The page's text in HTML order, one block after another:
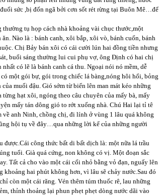
sức ,bị đốn ngã bởi cơn sốt rét rừng tại Buôn Mê…để
tụ họp cách nhà khoảng vài chục thước,một
Nào là : bánh canh, xôi bắp, xôi vò, bánh cuốn, bánh
Chị Bảy bán xôi có cái cười lún hai đồng tiền nhưng
buổi sáng thường lui cui phụ vợ, ông Định có hai chị
có lẽ là bánh canh cá thu. Ngoại nói nó mềm, dễ
một gói bự, gói trong chiếc lá bàng,nóng hôi hổi, bỏng
muối đậu. Gió sớm từ biển lên man mát kéo những
hạt xôi, ngóng theo câu chuyên của mấy bà, mấy
mấy tán dông gió to rớt xuống nhà. Chú Hai lại tỉ tê
anh Ninh, chồng chị, đi lính ở vùng 1 lâu quá không
hội tụ về đây…qua những lời kể của những người
công thức bất di bất dịch là: một nữa lá trầu
tuổi. Già quá cứng, non không có vị. Một đoạn sắc
Tất cả cho vào một cái cối nhỏ bằng vỏ đạn, nguấy lên
hai phút không hơn, vì lâu sẽ chảy nước.Sau đó
còn một cái răng. Vén thêm túm thuốc rê, lau những
thỉnh thoảng lại phun phẹt phẹt dòng nước dãi vào